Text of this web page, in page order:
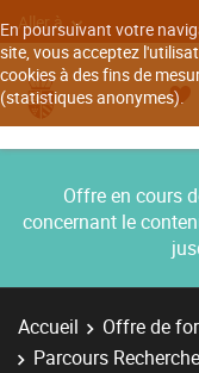
En poursuivant votre
site, vous acceptez
cookies à des fins de
(statistiques anonymes).
Aller à
Offre en cours
concernant le
Accueil Offre de
Parcours